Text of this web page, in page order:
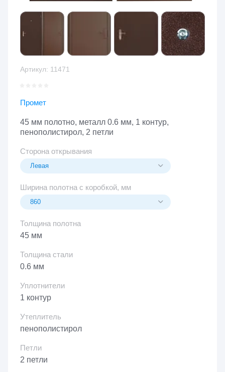
Артикул: 11471
Промет
45 мм полотно, металл 0.6 мм, 1 контур,
пенополистирол, 2 петли
Сторона открывания
Ширина полотна с коробкой, мм
Толщина полотна
45 мм
Толщина стали
0.6 мм
Уплотнители
1 контур
Утеплитель
пенополистирол
Петли
2 петли